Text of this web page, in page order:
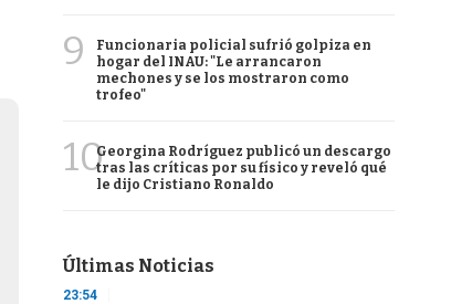
9
Funcionaria policial sufrió golpiza en
hogar del INAU: "Le arrancaron
mechones y se los mostraron como
trofeo"
10Georgina Rodríguez publicó un descargo
tras las críticas por su físico y reveló qué
le dijo Cristiano Ronaldo
Últimas Noticias
23:54